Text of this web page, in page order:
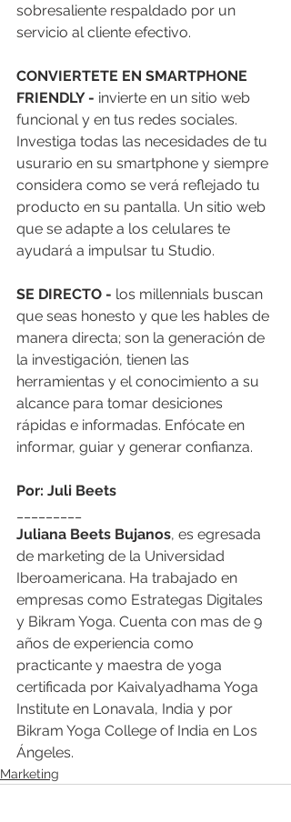
sobresaliente respaldado por un
servicio al cliente efectivo.
CONVIERTETE EN SMARTPHONE
FRIENDLY - invierte en un sitio web
funcional y en tus redes sociales.
Investiga todas las necesidades de tu
usurario en su smartphone y siempre
considera como se verá reflejado tu
producto en su pantalla. Un sitio web
que se adapte a los celulares te
ayudará a impulsar tu Studio.
SE DIRECTO - los millennials buscan
que seas honesto y que les hables de
manera directa; son la generación de
la investigación, tienen las
herramientas y el conocimiento a su
alcance para tomar desiciones
rápidas e informadas. Enfócate en
informar, guiar y generar confianza.
Por: Juli Beets
Juliana Beets Bujanos, es egresada
de marketing de la Universidad
Iberoamericana. Ha trabajado en
empresas como Estrategas Digitales
y Bikram Yoga. Cuenta con mas de 9
años de experiencia como
practicante y maestra de yoga
certificada por Kaivalyadhama Yoga
Institute en Lonavala, India y por
Bikram Yoga College of India en Los
Ángeles.
Marketing